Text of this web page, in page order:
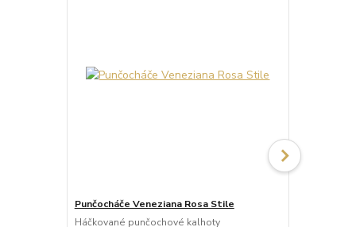
Punčocháče Veneziana Rosa Stile
Háčkované punčochové kalhoty